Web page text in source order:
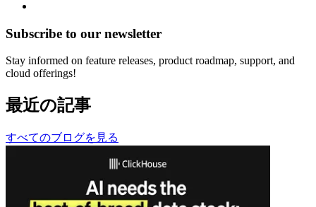
Subscribe to our newsletter
Stay informed on feature releases, product roadmap, support, and
cloud offerings!
最近の記事
すべてのブログを見る